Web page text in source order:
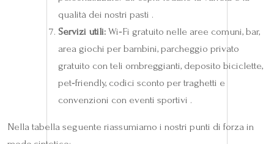
qualità dei nostri pasti .
Servizi utili: Wi‑Fi gratuito nelle aree comuni, bar,
area giochi per bambini, parcheggio privato
gratuito con teli ombreggianti, deposito biciclette,
pet‑friendly, codici sconto per traghetti e
convenzioni con eventi sportivi .
Nella tabella seguente riassumiamo i nostri punti di forza in